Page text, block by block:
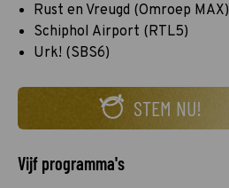
Rust en Vreugd (Omroep MAX)
Schiphol Airport (RTL5)
Urk! (SBS6)
STEM NU!
Vijf programma's